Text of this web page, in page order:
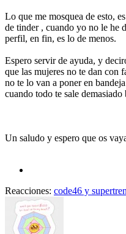
Lo que me mosquea de esto,
de tinder , cuando yo no le he
perfil, en fin, es lo de menos.
Espero servir de ayuda, y
que las mujeres no te dan con
no te lo van a poner en
cuando todo te sale demasiado
Un saludo y espero que os
Reacciones: code46 y supertren